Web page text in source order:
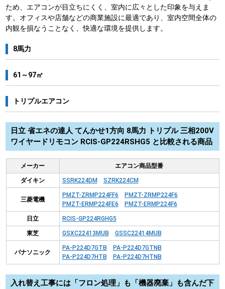
ため、エアコンが目立ちにくく、室内に広々とした印象を与えま
す。オフィスや店舗などの商業施設に最適であり、室内空間全体の
内観を損なうことなく、快適な環境を提供します。
8馬力
61～97㎡
トリプルエアコン
日立 省エネの達人 てんかせ1方向 8馬力 トリプル 三相200V
ワイヤードリモコン RCIS-GP224RSHG5 と比較される商品
メーカー エアコン商品型番
ダイキン SSRK224DM SZRK224CM
三菱電機
PMZT-ZRMP224FF6
PMZT-ZRMP224F6
PMZT-ERMP224FE6
PMZT-ERMP224F6
日立 RCIS-GP224RGHG5
東芝 GSXC22413MUB GSSC22414MUB
パナソニック
PA-P224D7GTB
PA-P224D7GTNB
PA-P224D7HTB
PA-P224D7HTNB
入れ替え工事には「フロン処理」も「機器廃棄」も含んだ下